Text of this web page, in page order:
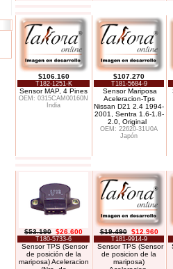
$106.160
T182-1251-K
Sensor MAP, 4 Pines
OEM: 0315CAM00160N
India
$107.270
T181-5684-9
Sensor Mariposa
Aceleracion-Tps
Nissan D21 2.4 1994-
2001, Sentra 1.6-1.8-
2.0, Original
OEM: 22620-31U0A
Japón
$53.190 $26.600
T180-5733-6
Sensor TPS (Sensor
de posición de la
mariposa) Aceleracion
$19.490 $12.960
T181-9914-9
Sensor TPS (Sensor
de posicion de la
mariposa)